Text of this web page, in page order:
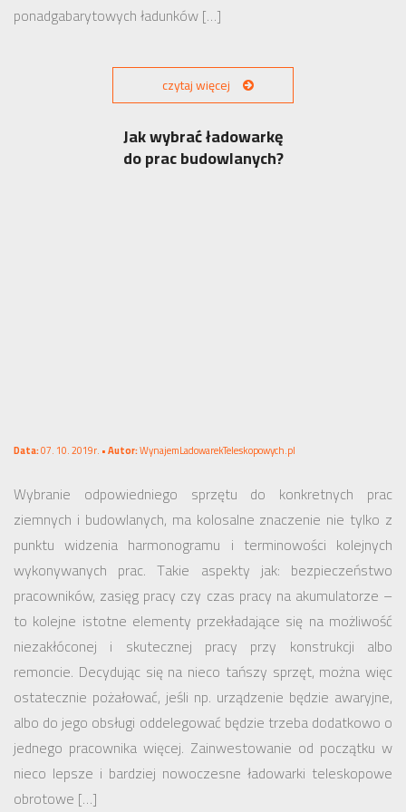
ponadgabarytowych ładunków […]
czytaj więcej
Jak wybrać ładowarkę
do prac budowlanych?
Data:07. 10. 2019r. •Autor:WynajemLadowarekTeleskopowych.pl
Wybranie odpowiedniego sprzętu do konkretnych prac
ziemnych i budowlanych, ma kolosalne znaczenie nie tylko z
punktu widzenia harmonogramu i terminowości kolejnych
wykonywanych prac. Takie aspekty jak: bezpieczeństwo
pracowników, zasięg pracy czy czas pracy na akumulatorze –
to kolejne istotne elementy przekładające się na możliwość
niezakłóconej i skutecznej pracy przy konstrukcji albo
remoncie. Decydując się na nieco tańszy sprzęt, można więc
ostatecznie pożałować, jeśli np. urządzenie będzie awaryjne,
albo do jego obsługi oddelegować będzie trzeba dodatkowo o
jednego pracownika więcej. Zainwestowanie od początku w
nieco lepsze i bardziej nowoczesne ładowarki teleskopowe
obrotowe […]